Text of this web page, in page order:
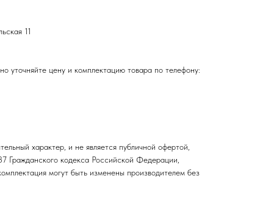
11
уточняйте цену и комплектацию товара по телефону:
характер, и не является публичной офертой,
Гражданского кодекса Российской Федерации,
могут быть изменены производителем без